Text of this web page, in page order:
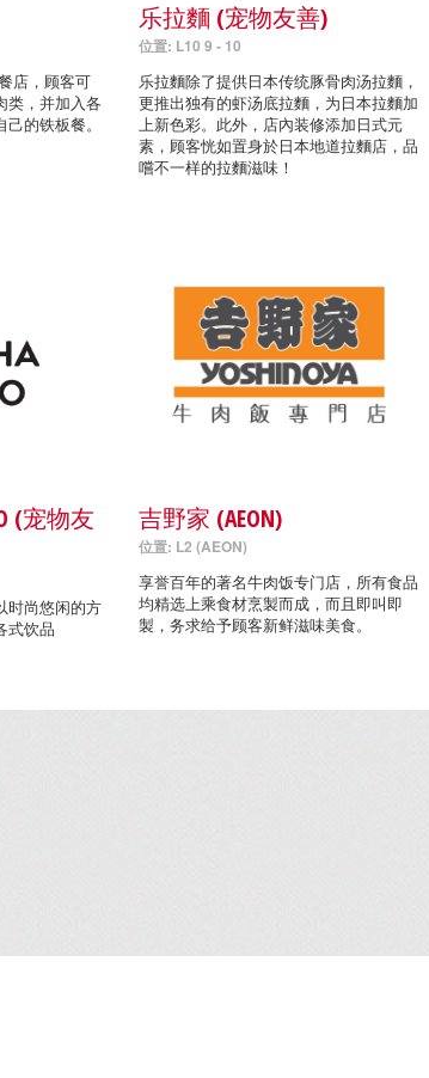
店，顾客可
类，并加入各
的铁板餐。
乐拉麵 (宠物友善)
位置: L10 9 - 10
乐拉麵除了提供日本传统豚骨肉汤拉麵，
更推出独有的虾汤底拉麵，为日本拉麵加
上新色彩。此外，店內装修添加日式元
素，顾客恍如置身於日本地道拉麵店，品
嚐不一样的拉麵滋味！
(宠物友
时尚悠闲的方
式饮品
吉野家 (AEON)
位置: L2 (AEON)
享誉百年的著名牛肉饭专门店，所有食品
均精选上乘食材烹製而成，而且即叫即
製，务求给予顾客新鲜滋味美食。